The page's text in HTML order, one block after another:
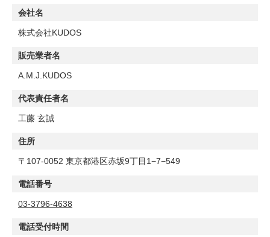
会社名
株式会社KUDOS
販売業者名
A.M.J.KUDOS
代表責任者名
工藤 玄誠
住所
〒107-0052 東京都港区赤坂9丁目1−7−549
電話番号
03-3796-4638
電話受付時間